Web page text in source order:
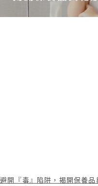
避開『毒』陷阱，揭開保養